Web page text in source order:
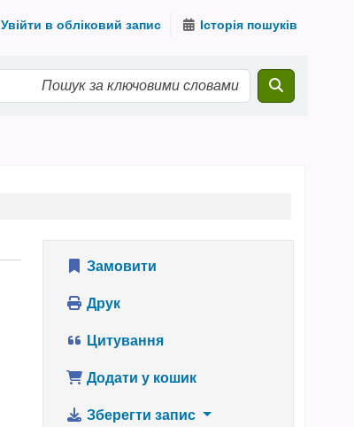
Увійти в обліковий запис Історія пошуків
Замовити
Друк
Цитування
Додати у кошик
Зберегти запис